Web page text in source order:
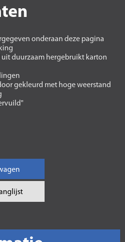
onderaan deze pagina
duurzaam hergebruikt karton
gekleurd met hoge weerstand